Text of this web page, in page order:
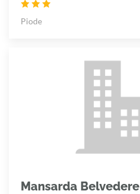
Piode
Mansarda Belvedere